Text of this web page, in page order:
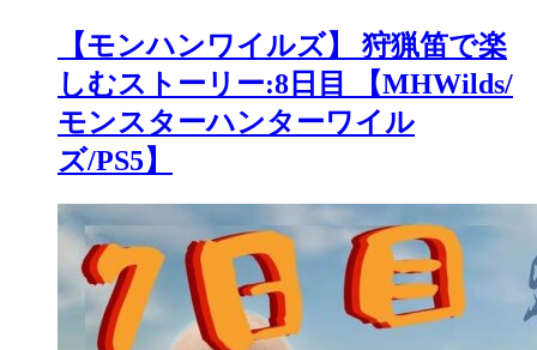
【モンハンワイルズ】 狩猟笛で楽
しむストーリー:8日目 【MHWilds/
モンスターハンターワイル
ズ/PS5】